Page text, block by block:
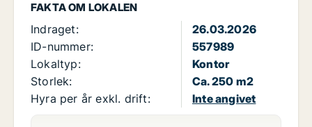
FAKTA OM LOKALEN
Indraget:
26.03.2026
ID-nummer:
557989
Lokaltyp:
Kontor
Storlek:
Ca. 250 m2
Hyra per år exkl. drift:
Inte angivet